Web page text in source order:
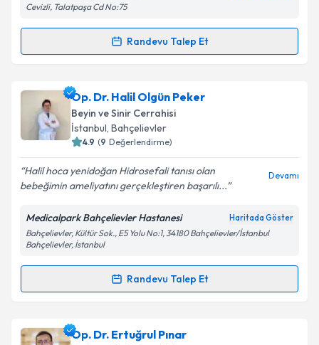
Cevizli, Talatpaşa Cd No:75
Randevu Talep Et
Randevu Takvimi Talebi
Prof. Dr. Zafer Orkun Toktaşiçin randevu takvimi
talebi oluşturun. Size bu uzmandan randevu almanız
için bir takvim hazırlandığında e-posta ile
bilgilendireceğiz.
E-posta Adresiniz
Kişisel verilerimin işlenmesine ilişkinAydınlatma
Metni'ni okudum ve kişisel verilerimin belirtilen
kapsamda işlenmesini kabul ediyorum.
Op. Dr. Halil Olgün Peker
Beyin ve Sinir Cerrahisi
İstanbul, Bahçelievler
4.9 (9 Değerlendirme)
Halil hoca yenidoğan Hidrosefali tanısı olan
bebeğimin ameliyatını gerçekleştiren başarılı...
Devamı
Medicalpark Bahçelievler Hastanesi Haritada Göster
Bahçelievler, Kültür Sok., E5 Yolu No:1, 34180 Bahçelievler/İstanbul
Bahçelievler, İstanbul
Randevu Talep Et
Randevu Takvimi Talebi
Op. Dr. Halil Olgün Pekeriçin randevu takvimi talebi
Op. Dr. Ertuğrul Pınar